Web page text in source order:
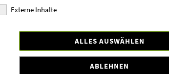
Externe Inhalte
ALLES AUSWÄHLEN
ABLEHNEN